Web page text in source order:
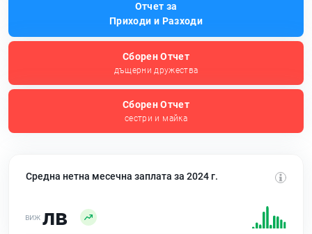
Отчет за
Приходи и Разходи
Сборен Отчет
дъщерни дружества
Сборен Отчет
сестри и майка
Средна нетна месечна заплата за 2024 г.
лв